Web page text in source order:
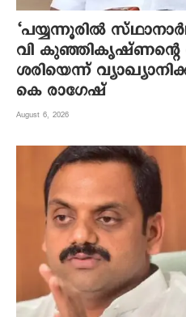
‘പയ്യന്നൂരിൽ
വി
ശരിയെന്ന്
കെ രാഗേഷ്
August 6, 2026